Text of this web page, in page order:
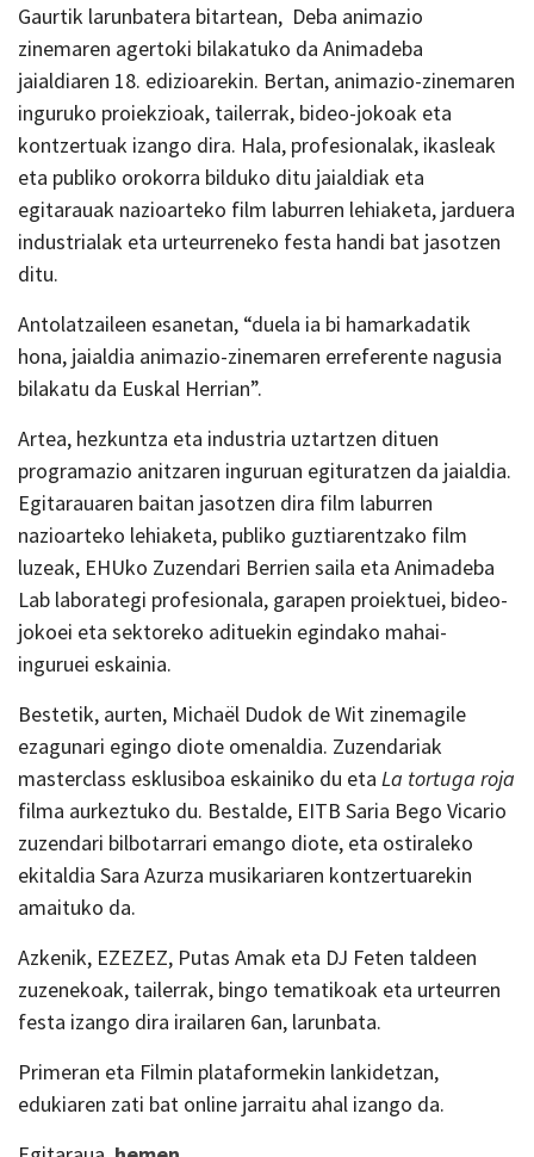
Gaurtik larunbatera bitartean, Deba animazio
zinemaren agertoki bilakatuko da Animadeba
jaialdiaren 18. edizioarekin. Bertan, animazio-zinemaren
inguruko proiekzioak, tailerrak, bideo-jokoak eta
kontzertuak izango dira. Hala, profesionalak, ikasleak
eta publiko orokorra bilduko ditu jaialdiak eta
egitarauak nazioarteko film laburren lehiaketa, jarduera
industrialak eta urteurreneko festa handi bat jasotzen
ditu.
Antolatzaileen esanetan, “duela ia bi hamarkadatik
hona, jaialdia animazio-zinemaren erreferente nagusia
bilakatu da Euskal Herrian”.
Artea, hezkuntza eta industria uztartzen dituen
programazio anitzaren inguruan egituratzen da jaialdia.
Egitarauaren baitan jasotzen dira film laburren
nazioarteko lehiaketa, publiko guztiarentzako film
luzeak, EHUko Zuzendari Berrien saila eta Animadeba
Lab laborategi profesionala, garapen proiektuei, bideo-
jokoei eta sektoreko adituekin egindako mahai-
inguruei eskainia.
Bestetik, aurten, Michaël Dudok de Wit zinemagile
ezagunari egingo diote omenaldia. Zuzendariak
masterclass esklusiboa eskainiko du eta La tortuga roja
filma aurkeztuko du. Bestalde, EITB Saria Bego Vicario
zuzendari bilbotarrari emango diote, eta ostiraleko
ekitaldia Sara Azurza musikariaren kontzertuarekin
amaituko da.
Azkenik, EZEZEZ, Putas Amak eta DJ Feten taldeen
zuzenekoak, tailerrak, bingo tematikoak eta urteurren
festa izango dira irailaren 6an, larunbata.
Primeran eta Filmin plataformekin lankidetzan,
edukiaren zati bat online jarraitu ahal izango da.